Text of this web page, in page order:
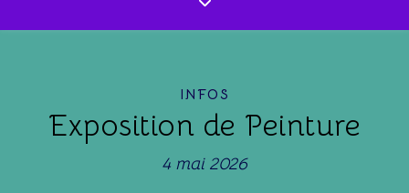
INFOS
Exposition de Peinture
4 mai 2026